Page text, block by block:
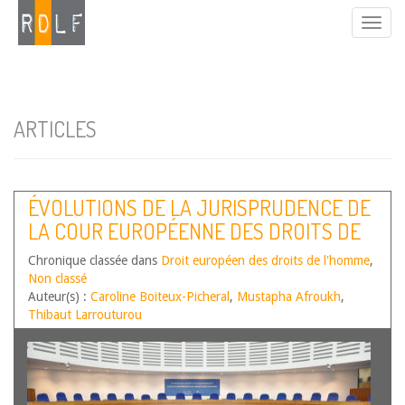
ARTICLES
ÉVOLUTIONS DE LA JURISPRUDENCE DE
LA COUR EUROPÉENNE DES DROITS DE
L’HOMME – PREMIER SEMESTRE 2024
Chronique classée dans Droit européen des droits de l'homme,
Non classé
Auteur(s) : Caroline Boiteux-Picheral , Mustapha Afroukh,
Thibaut Larrouturou